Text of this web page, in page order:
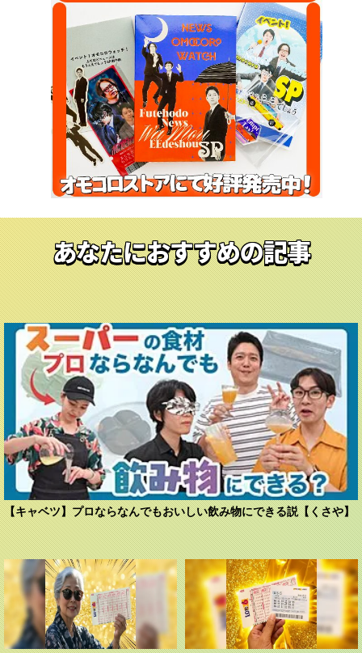
あなたにおすすめの記事
【キャベツ】プロならなんでもおいしい飲み物にできる説【くさや】